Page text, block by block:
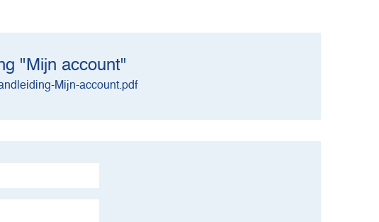
"Mijn account"
Mijn-account.pdf